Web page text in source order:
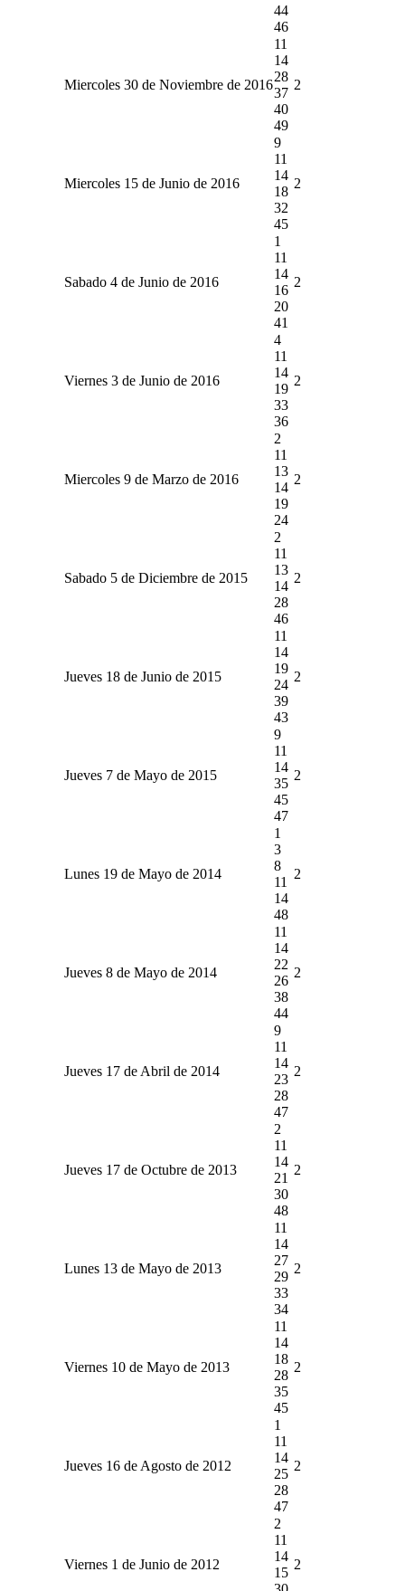
44
46
Miercoles 30 de Noviembre de 2016
11
14
28
37
40
49
2
Miercoles 15 de Junio de 2016
9
11
14
18
32
45
2
Sabado 4 de Junio de 2016
1
11
14
16
20
41
2
Viernes 3 de Junio de 2016
4
11
14
19
33
36
2
Miercoles 9 de Marzo de 2016
2
11
13
14
19
24
2
Sabado 5 de Diciembre de 2015
2
11
13
14
28
46
2
Jueves 18 de Junio de 2015
11
14
19
24
39
43
2
Jueves 7 de Mayo de 2015
9
11
14
35
45
47
2
Lunes 19 de Mayo de 2014
1
3
8
11
14
48
2
Jueves 8 de Mayo de 2014
11
14
22
26
38
44
2
Jueves 17 de Abril de 2014
9
11
14
23
28
47
2
Jueves 17 de Octubre de 2013
2
11
14
21
30
48
2
Lunes 13 de Mayo de 2013
11
14
27
29
33
34
2
Viernes 10 de Mayo de 2013
11
14
18
28
35
45
2
Jueves 16 de Agosto de 2012
1
11
14
25
28
47
2
Viernes 1 de Junio de 2012
2
11
14
15
2